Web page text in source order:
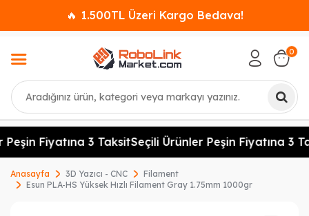
🔥 1.500TL Üzeri Kargo Bedava!
Ara
0
Fiyatına 3 TaksitSeçili Ürünler Peşin Fiyatına 3
Anasayfa 3D Yazıcı - CNC
Filament
Esun PLA-HS Yüksek Hızlı Filament Gray 1.75mm 1000gr